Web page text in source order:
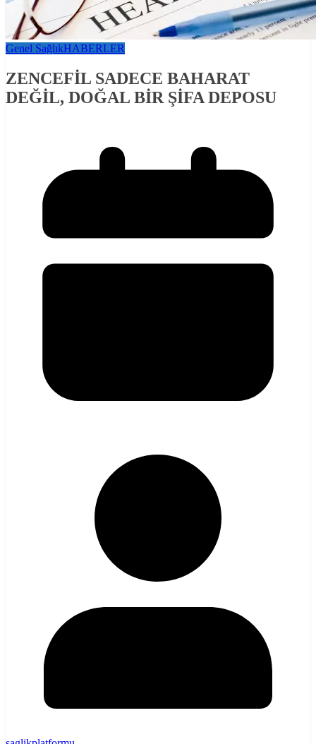
Genel SağlıkHABERLER
ZENCEFİL SADECE BAHARAT
DEĞİL, DOĞAL BİR ŞİFA DEPOSU